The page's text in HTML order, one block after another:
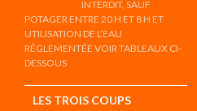
INTERDIT, SAUF
POTAGER ENTRE 20 H ET 8 H ET
UTILISATION DE L’EAU
RÉGLEMENTÉE VOIR TABLEAUX CI-
DESSOUS
LES TROIS COUPS